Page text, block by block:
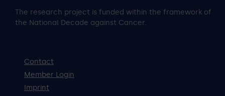
The research project is funded within the framework of
the National Decade against Cancer.
Contact
Member Login
Imprint